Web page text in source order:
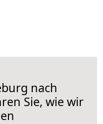
nach
Sie, wie wir